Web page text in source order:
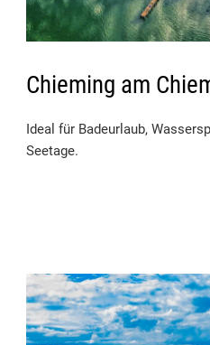
Chieming am
Ideal für Badeurlaub,
Seetage.